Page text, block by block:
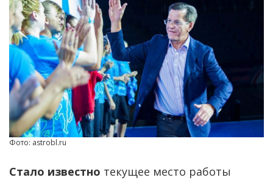
Фото: astrobl.ru
Стало известно текущее место работы